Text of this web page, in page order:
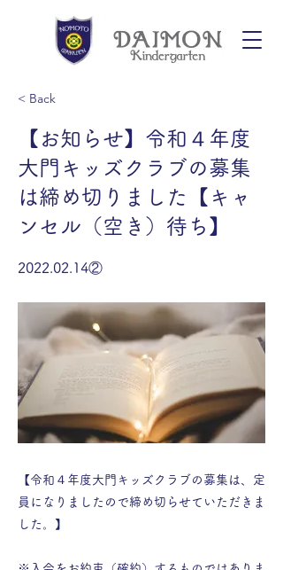
< Back
【お知らせ】令和４年度
大門キッズクラブの募集
は締め切りました【キャ
ンセル（空き）待ち】
2022.02.14②
【令和４年度大門キッズクラブの募集は、定
員になりましたので締め切らせていただきま
した。】